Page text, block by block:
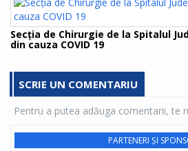
Secţia de Chirurgie de la Spitalul
din cauza COVID 19
SCRIE UN COMENTARIU
Pentru a putea adăuga comentarii, te
PARTENERI ȘI